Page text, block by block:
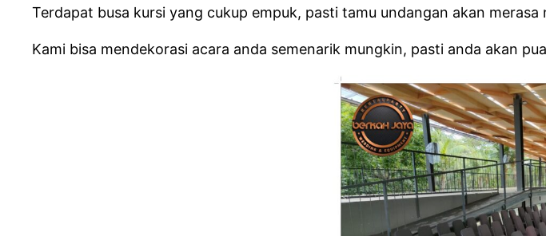
Terdapat busa kursi yang cukup empuk, pasti tamu undangan akan
Kami bisa mendekorasi acara anda semenarik mungkin, pasti anda akan